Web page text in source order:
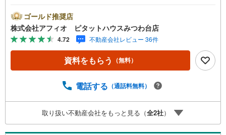
ゴールド推奨店
株式会社アフィオ ピタットハウスみつわ台店
4.72 不動産会社レビュー 36件
資料をもらう （無料）
電話する （通話料無料）
取り扱い不動産会社をもっと見る（全2社）